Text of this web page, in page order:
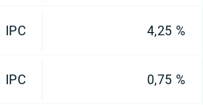
IPC 4,25 %
IPC 0,75 %